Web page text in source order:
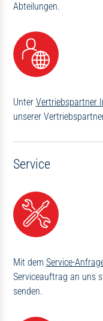
Abteilungen.
Unter Vertriebspartner
unserer
Service
Mit dem Service-
Serviceauftrag an uns
senden.